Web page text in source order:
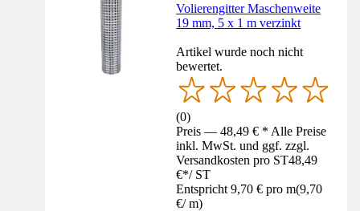
Volierengitter Maschenweite
19 mm, 5 x 1 m verzinkt
Artikel wurde noch nicht
bewertet.
(0)
Preis — 48,49 € * Alle Preise
inkl. MwSt. und ggf. zzgl.
Versandkosten pro ST48,49
€*/ ST
Entspricht 9,70 € pro m(9,70
€/ m)